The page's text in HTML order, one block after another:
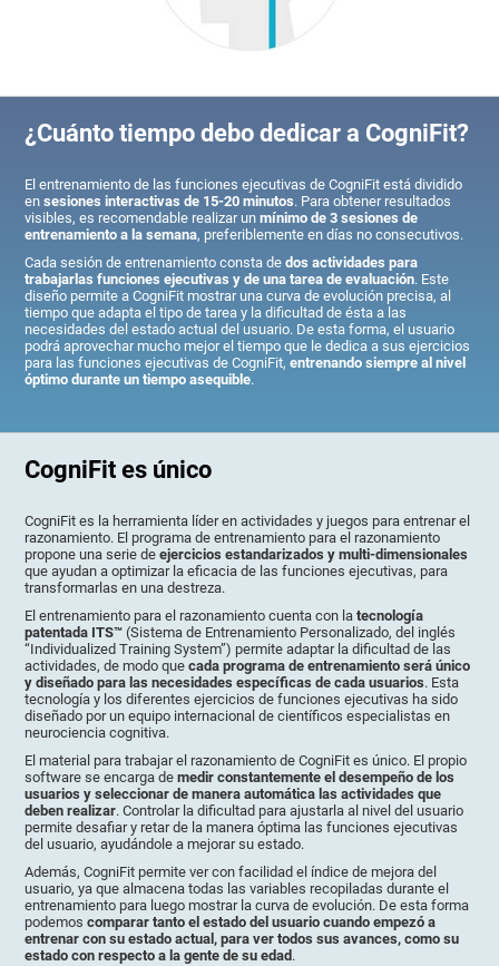
¿Cuánto tiempo debo dedicar a CogniFit?
El entrenamiento de las funciones ejecutivas de CogniFit está dividido
ensesiones interactivas de 15-20 minutos. Para obtener resultados
visibles, es recomendable realizar unmínimo de 3 sesiones de
entrenamiento a la semana, preferiblemente en días no consecutivos.
Cada sesión de entrenamiento consta dedos actividades para
trabajarlas funciones ejecutivas y de una tarea de evaluación. Este
diseño permite a CogniFit mostrar una curva de evolución precisa, al
tiempo que adapta el tipo de tarea y la dificultad de ésta a las
necesidades del estado actual del usuario. De esta forma, el usuario
podrá aprovechar mucho mejor el tiempo que le dedica a sus ejercicios
para las funciones ejecutivas de CogniFit,entrenando siempre al nivel
óptimo durante un tiempo asequible.
CogniFit es único
CogniFit es la herramienta líder en actividades y juegos para entrenar el
razonamiento. El programa de entrenamiento para el razonamiento
propone una serie deejercicios estandarizados y multi-dimensionales
que ayudan a optimizar la eficacia de las funciones ejecutivas, para
transformarlas en una destreza.
El entrenamiento para el razonamiento cuenta con latecnología
patentada ITS™ (Sistema de Entrenamiento Personalizado, del inglés
“Individualized Training System”) permite adaptar la dificultad de las
actividades, de modo quecada programa de entrenamiento será único
y diseñado para las necesidades específicas de cada usuarios. Esta
tecnología y los diferentes ejercicios de funciones ejecutivas ha sido
diseñado por un equipo internacional de científicos especialistas en
neurociencia cognitiva.
El material para trabajar el razonamiento de CogniFit es único. El propio
software se encarga demedir constantemente el desempeño de los
usuarios y seleccionar de manera automática las actividades que
deben realizar. Controlar la dificultad para ajustarla al nivel del usuario
permite desafiar y retar de la manera óptima las funciones ejecutivas
del usuario, ayudándole a mejorar su estado.
Además, CogniFit permite ver con facilidad el índice de mejora del
usuario, ya que almacena todas las variables recopiladas durante el
entrenamiento para luego mostrar la curva de evolución. De esta forma
podemoscomparar tanto el estado del usuario cuando empezó a
entrenar con su estado actual, para ver todos sus avances, como su
estado con respecto a la gente de su edad .